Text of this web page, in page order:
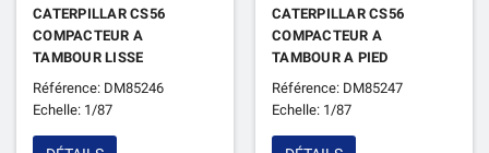
CATERPILLAR CS56
COMPACTEUR A
TAMBOUR LISSE
Référence: DM85246
Echelle: 1/87
CATERPILLAR CS56
COMPACTEUR A
TAMBOUR A PIED
Référence: DM85247
Echelle: 1/87